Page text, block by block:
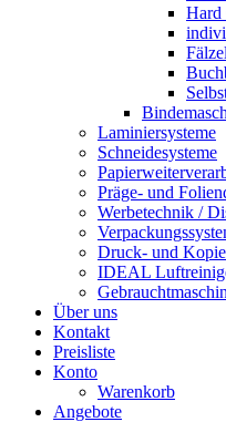
Hard
Laminiersysteme
Schneidesysteme
Präge- und
Werbetechnik /
Druck- und
IDEAL
Über uns
Kontakt
Preisliste
Konto
Warenkorb
Angebote